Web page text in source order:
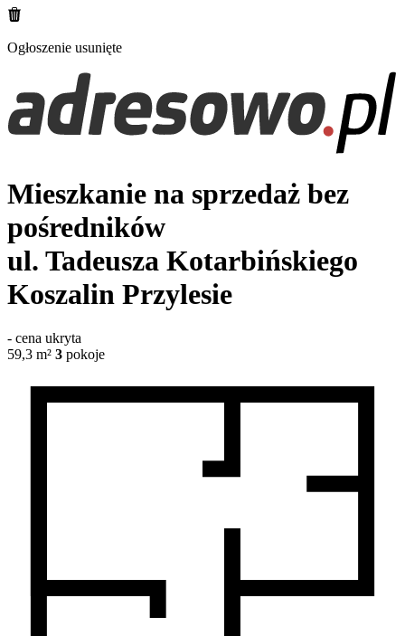
Ogłoszenie usunięte
Mieszkanie na sprzedaż bez
pośredników
ul. Tadeusza Kotarbińskiego
Koszalin Przylesie
- cena ukryta
59,3 m² 3 pokoje